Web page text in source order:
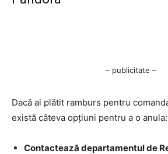
– publicitate –
Dacă ai plătit ramburs pentru
există câteva opțiuni pentru a o anula:
Contactează departamentul de